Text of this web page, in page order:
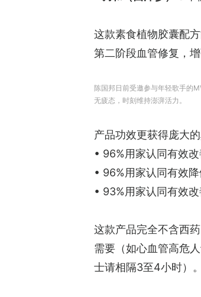
这款素食植物胶囊配
第二阶段血管修复，
陈国邦日前受邀参与年轻歌手的
无疲态，时刻维持澎湃活力。
产品功效更获得庞大
• 96%用家认同有效改
• 96%用家认同有效降
• 93%用家认同有效改
这款产品完全不含西
需要（如心血管高危
士请相隔3至4小时）。